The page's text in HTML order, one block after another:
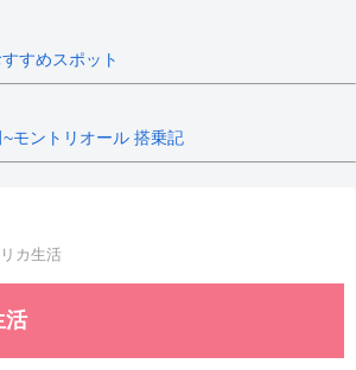
すめスポット
モントリオール 搭乗記
カ生活
活